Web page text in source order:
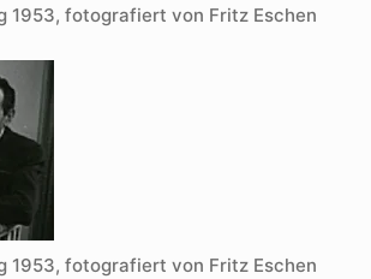
1953, fotografiert von Fritz Eschen
1953, fotografiert von Fritz Eschen